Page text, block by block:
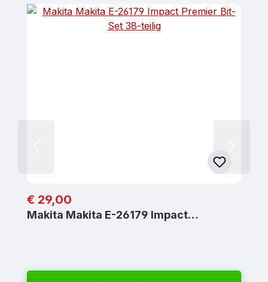
Regulärer Preis:
€ 29,00
Makita Makita E-26179 Impact…